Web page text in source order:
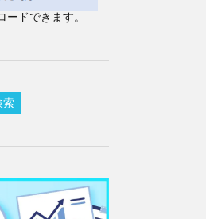
ドできます。
索